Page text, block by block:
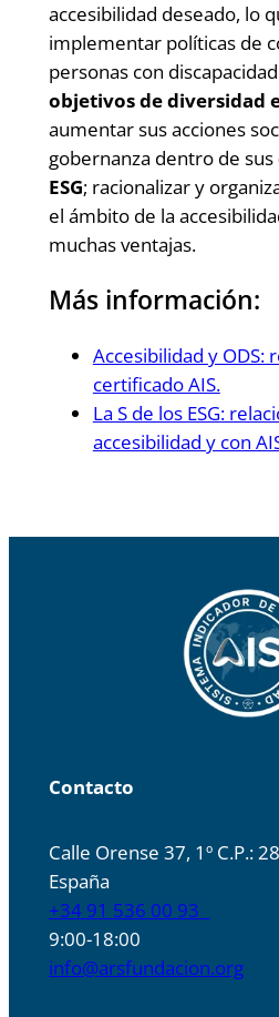
accesibilidad deseado, lo
implementar políticas de
personas con
objetivos de diversidad
aumentar sus acciones
gobernanza dentro de sus
ESG; racionalizar y
el ámbito de la
muchas ventajas.
Más información:
Accesibilidad y ODS:
certificado AIS.
La S de los ESG:
accesibilidad y con
Contacto
Calle Orense 37, 1º C.P.:
España
+34 91 536 00 93
9:00-18:00
info@arsfundacion.org